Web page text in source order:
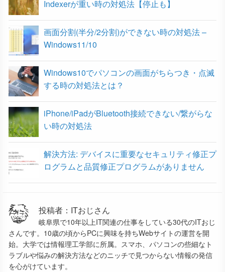
Indexerが重い時の対処法【停止も】
画面分割(半分/2分割)ができない時の対処法 –
Windows11/10
Windows10でパソコンの画面がちらつき・点滅
する時の対処法とは？
iPhone/iPadがBluetooth接続できない/繋がらな
い時の対処法
解決方法: デバイスに重要なセキュリティ修正プ
ログラムと品質修正プログラムがありません
投稿者：ITおじさん
岐阜県で10年以上IT関連の仕事をしている30代のITおじ
さんです。10歳の頃からPCに興味を持ちWebサイトの運営を開
始。大学では情報理工学部に所属。スマホ、パソコンの些細なト
ラブルや悩みの解決方法などのニッチで見つからない情報の発信
を心がけています。